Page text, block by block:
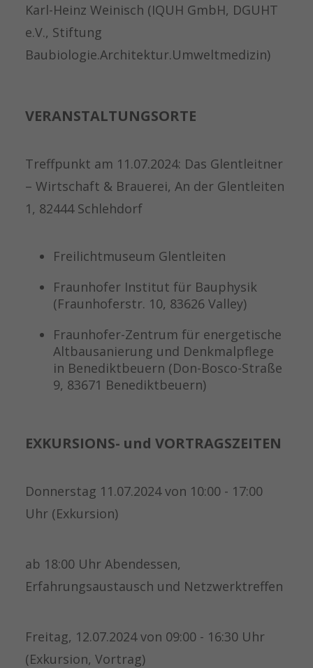
Karl-Heinz Weinisch (IQUH GmbH, DGUHT
e.V., Stiftung
Baubiologie.Architektur.Umweltmedizin)
VERANSTALTUNGSORTE
Treffpunkt am 11.07.2024: Das Glentleitner
– Wirtschaft & Brauerei, An der Glentleiten
1, 82444 Schlehdorf
Freilichtmuseum Glentleiten
Fraunhofer Institut für Bauphysik
(Fraunhoferstr. 10, 83626 Valley)
Fraunhofer-Zentrum für energetische
Altbausanierung und Denkmalpflege
in Benediktbeuern (Don-Bosco-Straße
9, 83671 Benediktbeuern)
EXKURSIONS- und VORTRAGSZEITEN
Donnerstag 11.07.2024 von 10:00 - 17:00
Uhr (Exkursion)
ab 18:00 Uhr Abendessen,
Erfahrungsaustausch und Netzwerktreffen
Freitag, 12.07.2024 von 09:00 - 16:30 Uhr
(Exkursion, Vortrag)